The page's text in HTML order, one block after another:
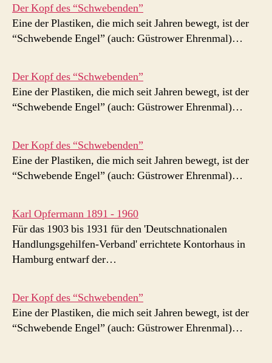
Der Kopf des “Schwebenden”
Eine der Plastiken, die mich seit Jahren bewegt, ist der
“Schwebende Engel” (auch: Güstrower Ehrenmal)…
Der Kopf des “Schwebenden”
Eine der Plastiken, die mich seit Jahren bewegt, ist der
“Schwebende Engel” (auch: Güstrower Ehrenmal)…
Der Kopf des “Schwebenden”
Eine der Plastiken, die mich seit Jahren bewegt, ist der
“Schwebende Engel” (auch: Güstrower Ehrenmal)…
Karl Opfermann 1891 - 1960
Für das 1903 bis 1931 für den 'Deutschnationalen
Handlungsgehilfen-Verband' errichtete Kontorhaus in
Hamburg entwarf der…
Der Kopf des “Schwebenden”
Eine der Plastiken, die mich seit Jahren bewegt, ist der
“Schwebende Engel” (auch: Güstrower Ehrenmal)…